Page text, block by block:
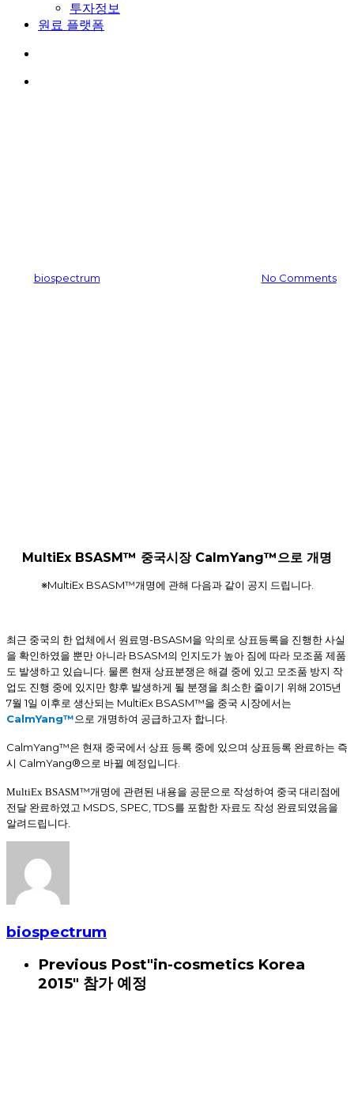
투자정보
원료 플랫폼
biospectrum No Comments
MultiEx BSASM™ 중국시장 CalmYang™으로 개명
※MultiEx BSASM™개명에 관해 다음과 같이 공지 드립니다.
최근 중국의 한 업체에서 원료명-BSASM을 악의로 상표등록을 진행한 사실
을 확인하였을 뿐만 아니라 BSASM의 인지도가 높아 짐에 따라 모조품 제품
도 발생하고 있습니다 물론 현재 상표분쟁은 해결 중에 있고 모조품 방지 작
업도 진행 중에 있지만 향후 발생하게 될 분쟁을 최소한 줄이기 위해 2015년
7월 1일 이후로 생산되는 MultiEx BSASM™을 중국 시장에서는
CalmYang™ 으로 개명하여 공급하고자 합니다
CalmYang™은 현재 중국에서 상표 등록 중에 있으며 상표등록 완료하는 즉
시 CalmYang® 으로 바뀔 예정입니다
MultiEx BSASM™개명에 관련된 내용을 공문으로 작성하여 중국 대리점에
전달 완료하였고 MSDS, SPEC, TDS를 포함한 자료도 작성 완료되였음을
알려드립니다.
biospectrum
Previous Post"in-cosmetics Korea
2015" 참가 예정